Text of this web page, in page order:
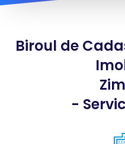
Biroul de
-